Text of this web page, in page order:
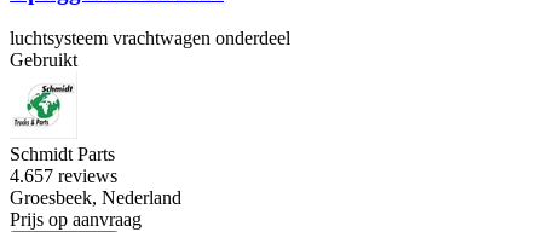
luchtsysteem vrachtwagen onderdeel
Gebruikt
Schmidt Parts
4.657 reviews
Groesbeek, Nederland
Prijs op aanvraag